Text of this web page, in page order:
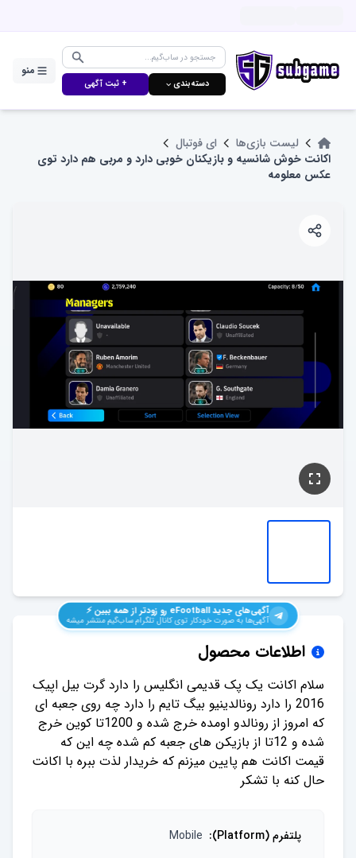
دسته‌بندی ⌵ + ثبت آگهی
منو
لیست بازی‌ها
ای فوتبال
اکانت خوش شانسیه و بازیکنان خوبی دارد و مربی هم دارد توی
عکس معلومه
آگهی‌های جدیدeFootball رو زودتر از همه ببین ⚡️
آگهی‌ها به صورت خودکار توی کانال تلگرام ساب‌گیم منتشر میشه
اطلاعات محصول
سلام اکانت یک پک قدیمی انگلیس را دارد گرت بیل اپیک
2016 را دارد رونالدینیو بیگ تایم را دارد چه روی جعبه ای
که امروز از رونالدو اومده خرج شده و 1200تا کوین خرج
شده و 12تا از بازیکن های جعبه کم شده چه این که
قیمت اکانت هم پایین میزنم که خریدار لذت ببره با اکانت
حال کنه با تشکر
پلتفرم (Platform) :
Mobile